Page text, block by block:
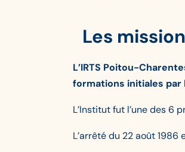
Les
L’IRTS Poitou-
formations initiales par
L’Institut fut l’une des 6
L’arrêté du 22 août 1986